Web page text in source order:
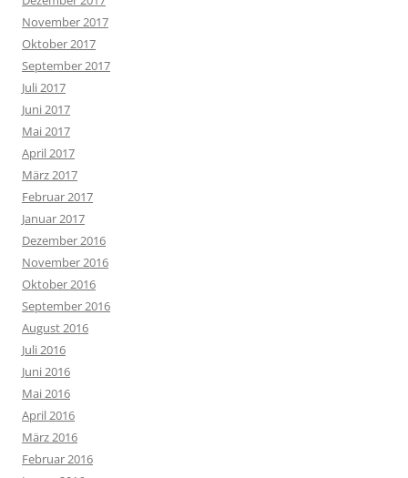
November 2017
Oktober 2017
September 2017
Juli 2017
Juni 2017
Mai 2017
April 2017
März 2017
Februar 2017
Januar 2017
Dezember 2016
November 2016
Oktober 2016
September 2016
August 2016
Juli 2016
Juni 2016
Mai 2016
April 2016
März 2016
Februar 2016